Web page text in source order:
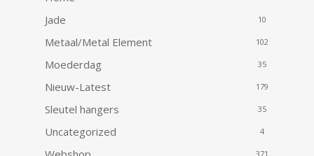
Jade 10
Metaal/Metal Element 102
Moederdag 35
Nieuw-Latest 179
Sleutel hangers 35
Uncategorized 4
371